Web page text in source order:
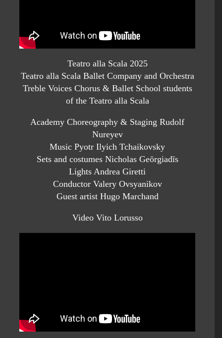
Teatro alla Scala 2025
Teatro alla Scala Ballet Company and Orchestra
Treble Voices Chorus & Ballet School students
of the Teatro alla Scala
Academy Choreography & Staging Rudolf
Nureyev
Music Pyotr Ilyich Tchaikovsky
Sets and costumes Nicholas Geōrgiadīs
Lights Andrea Giretti
Conductor Valery Ovsyanikov
Guest artist Hugo Marchand
Video Vito Lorusso